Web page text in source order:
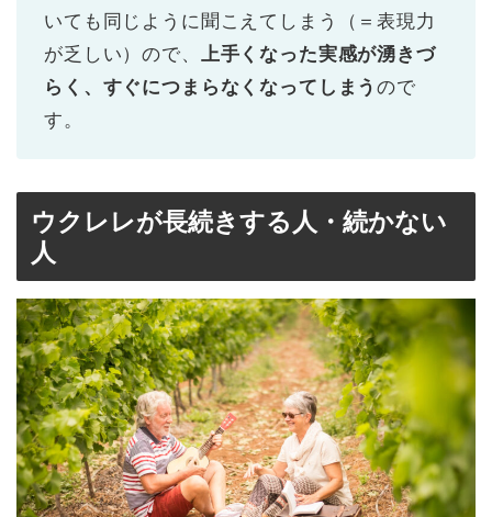
いても同じように聞こえてしまう（＝表現力
が乏しい）ので、
上手くなった実感が湧きづ
らく、すぐにつまらなくなってしまうので
す。
ウクレレが長続きする人・続かない
人